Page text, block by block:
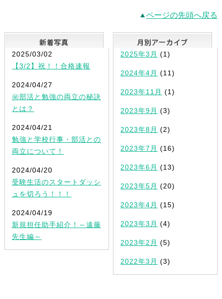
ページの先頭へ戻る
新着写真
2025/03/02
【3/2】祝！！合格速報
2024/04/27
㊙部活と勉強の両立の秘訣
とは？
2024/04/21
勉強と学校行事・部活との
両立について！
2024/04/20
受験生活のスタートダッシ
ュを切ろう！！！
2024/04/19
新規担任助手紹介！～遠藤
先生編～
2025年3月 (1)
2024年4月 (11)
2023年11月 (1)
2023年9月 (3)
2023年8月 (2)
2023年7月 (16)
2023年6月 (13)
2023年5月 (20)
2023年4月 (15)
2023年3月 (4)
2023年2月 (5)
2022年3月 (3)